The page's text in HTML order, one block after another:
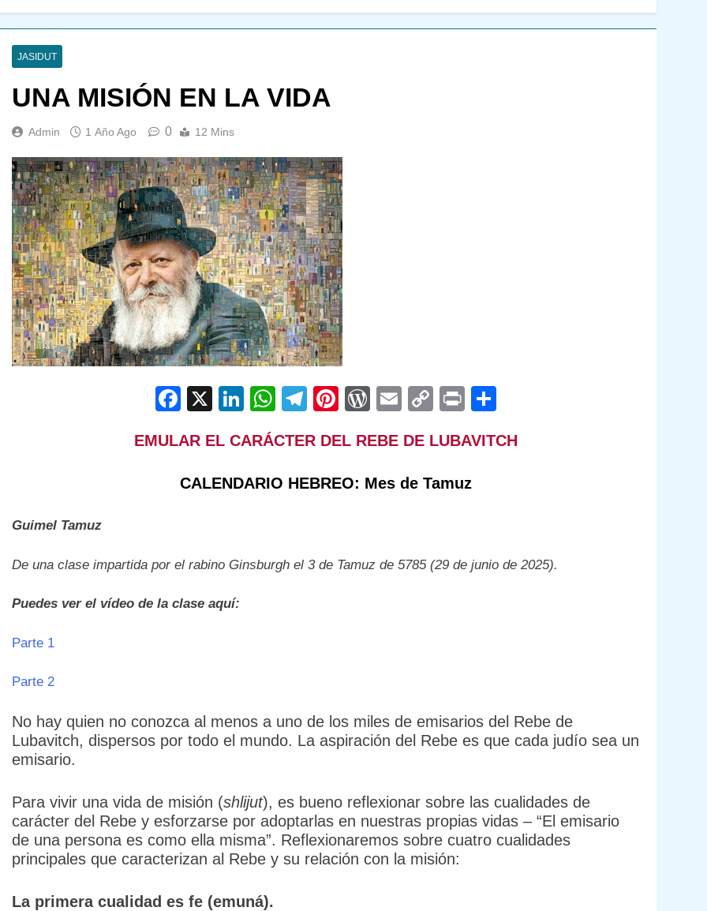
JASIDUT
UNA MISIÓN EN LA VIDA
Admin 1 Año Ago 0 12 Mins
Facebook
X LinkedIn
WhatsApp
Telegram
Pinterest
WordPress
EmailCopyPrint
EMULAR EL CARÁCTER DEL REBE DE LUBAVITCH
CALENDARIO HEBREO: Mes de Tamuz
Guimel Tamuz
De una clase impartida por el rabino Ginsburgh el 3 de Tamuz de 5785 (29 de junio de 2025).
Puedes ver el vídeo de la clase aquí:
Parte 1
Parte 2
No hay quien no conozca al menos a uno de los miles de emisarios del Rebe de
Lubavitch, dispersos por todo el mundo. La aspiración del Rebe es que cada judío sea un
emisario.
Para vivir una vida de misión (shlijut), es bueno reflexionar sobre las cualidades de
carácter del Rebe y esforzarse por adoptarlas en nuestras propias vidas – “El emisario
de una persona es como ella misma”. Reflexionaremos sobre cuatro cualidades
principales que caracterizan al Rebe y su relación con la misión:
La primera cualidad es fe (emuná).